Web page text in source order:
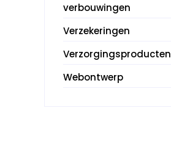
verbouwingen
Verzekeringen
Verzorgingsproducten
Webontwerp